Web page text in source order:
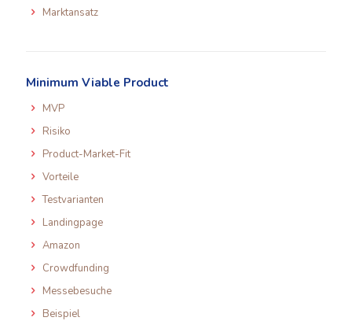
Marktansatz
Minimum Viable Product
MVP
Risiko
Product-Market-Fit
Vorteile
Testvarianten
Landingpage
Amazon
Crowdfunding
Messebesuche
Beispiel